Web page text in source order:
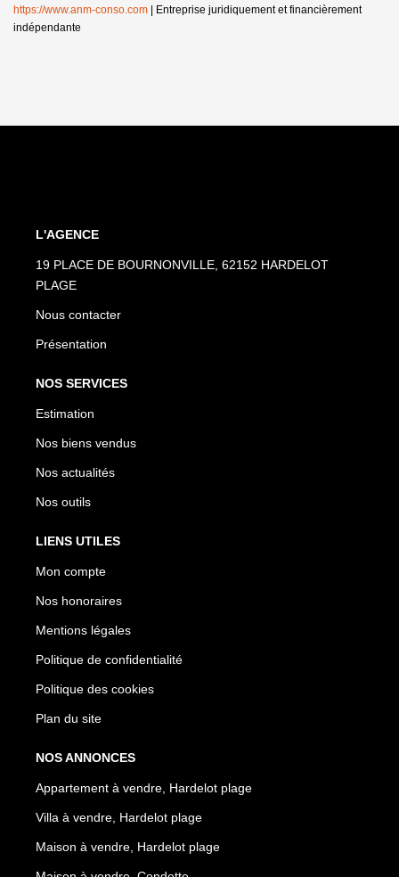
https://www.anm-conso.com
Entreprise juridiquement et financièrement
indépendante
L'AGENCE
19 PLACE DE BOURNONVILLE, 62152 HARDELOT
PLAGE
Nous contacter
Présentation
NOS SERVICES
Estimation
Nos biens vendus
Nos actualités
Nos outils
LIENS UTILES
Mon compte
Nos honoraires
Mentions légales
Politique de confidentialité
Politique des cookies
Plan du site
NOS ANNONCES
Appartement à vendre, Hardelot plage
Villa à vendre, Hardelot plage
Maison à vendre, Hardelot plage